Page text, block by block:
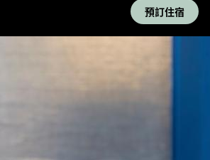
村
即
加
入
預訂住宿